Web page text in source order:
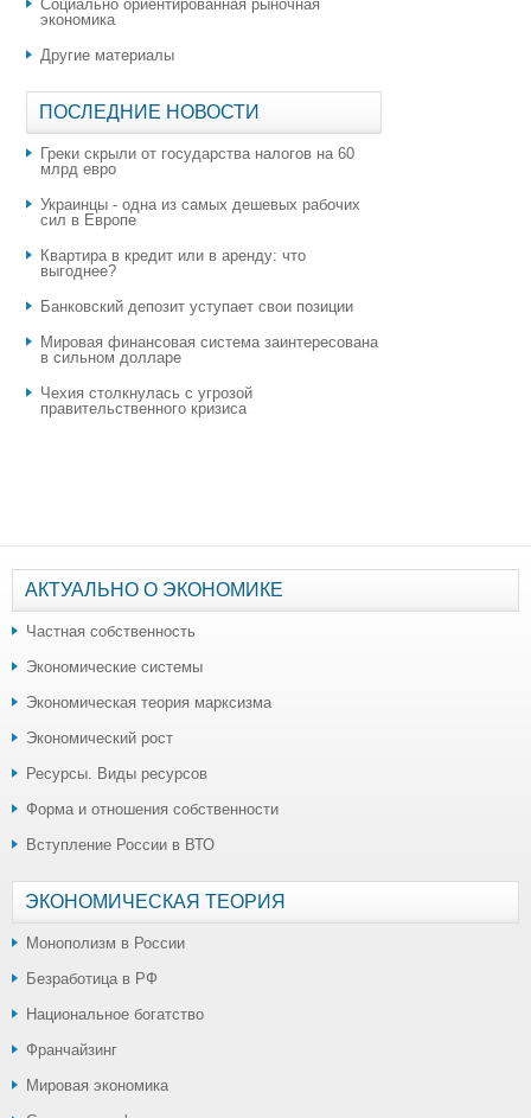
Социально ориентированная рыночная
экономика
Другие материалы
ПОСЛЕДНИЕ НОВОСТИ
Греки скрыли от государства налогов на 60
млрд евро
Украинцы - одна из самых дешевых рабочих
сил в Европе
Квартира в кредит или в аренду: что
выгоднее?
​Банковский депозит уступает свои позиции
Мировая финансовая система заинтересована
в сильном долларе
Чехия столкнулась с угрозой
правительственного кризиса
АКТУАЛЬНО О ЭКОНОМИКЕ
Частная собственность
Экономические системы
Экономическая теория марксизма
Экономический рост
Ресурсы. Виды ресурсов
Форма и отношения собственности
Вступление России в ВТО
ЭКОНОМИЧЕСКАЯ ТЕОРИЯ
Монополизм в России
Безработица в РФ
Национальное богатство
Франчайзинг
Мировая экономика